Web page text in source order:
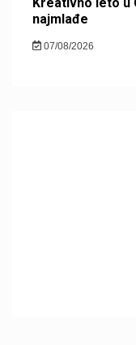
najmlađe
07/08/2026